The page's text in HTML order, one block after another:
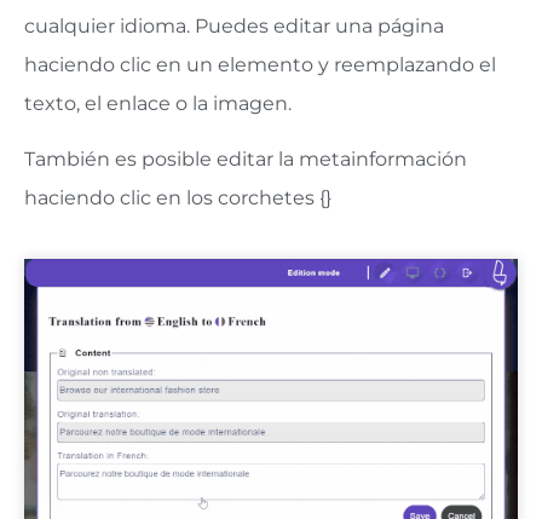
cualquier idioma. Puedes editar una página
haciendo clic en un elemento y reemplazando el
texto, el enlace o la imagen.
También es posible editar la metainformación
haciendo clic en los corchetes {}